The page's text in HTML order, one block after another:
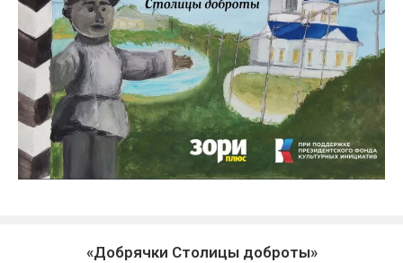
«Добрячки Столицы доброты»